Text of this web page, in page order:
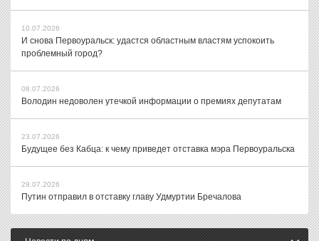
10.07.2026
И снова Первоуральск: удастся областным властям успокоить
проблемный город?
08.07.2026
Володин недоволен утечкой информации о премиях депутатам
23.07.2026
Будущее без Кабца: к чему приведет отставка мэра Первоуральска
29.07.2026
Путин отправил в отставку главу Удмуртии Бречалова